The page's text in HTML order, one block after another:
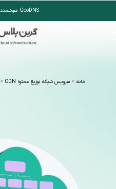
GeoDNS هوشمند CDN گرین پلاس
خانه > سرویس شبکه توزیع محتوا CDN >